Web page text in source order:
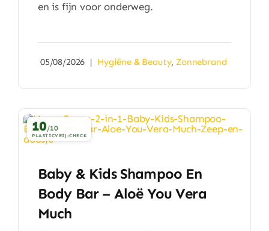
en is fijn voor onderweg.
05/08/2026 | Hygiëne & Beauty,Zonnebrand
10/10
PLASTICVRIJ-CHECK
Baby & Kids Shampoo En
Body Bar – Aloë You Vera
Much